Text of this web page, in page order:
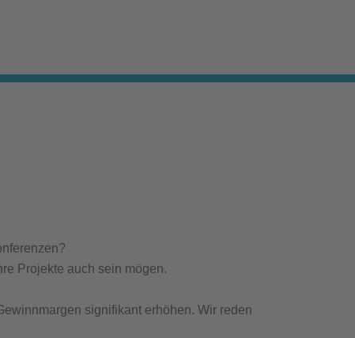
Projekte auch sein mögen.
signifikant erhöhen. Wir reden